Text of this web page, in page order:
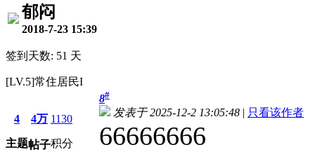
郁闷
2018-7-23 15:39
签到天数: 51 天
[LV.5]常住居民I
4
主题
4万
帖子
1130
积分
8#
发表于 2025-12-2 13:05:48 | 只看该作者
66666666